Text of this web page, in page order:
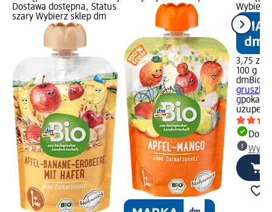
Dostawa dostępna, Status
szary Wybierz sklep dm
Wybierz
3,75 zł
100 g
dmBio
g